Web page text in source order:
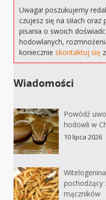
Uwaga! poszukujemy
czujesz się na siłach oraz
pisania o swoich
hodowlanych,
koniecznieskontaktuj się
Wiadomości
Powódź
hodowli w
10 lipca 2026
pochodzący
mączników